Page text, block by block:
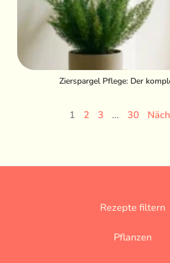
Zierspargel Pflege: Der
1 2 3 … 30
Rezepte filtern
Pflanzen